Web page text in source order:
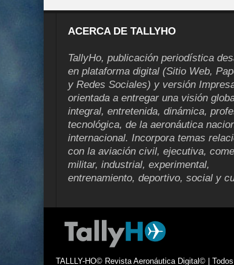
ACERCA DE TALLYHO
TallyHo, publicación periodística
en plataforma digital (Sitio Web,
y Redes Sociales) y versión
orientada a entregar una visión
integral, entretenida, dinámica,
tecnológica, de la aeronáutica
internacional. Incorpora temas
con la aviación civil, ejecutiva,
militar, industrial, experimental,
entrenamiento, deportivo, social y
TALLLY-HO© Revista Aeronáutica Digital© |